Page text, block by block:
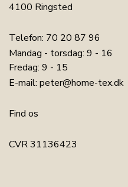
4100 Ringsted
Telefon: 70 20 87 96
Mandag - torsdag: 9 - 16
Fredag: 9 - 15
E-mail: peter@home-tex.dk
Find os
CVR 31136423